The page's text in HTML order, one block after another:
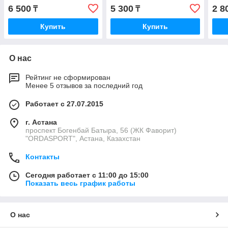
6 500 ₸
Купить
5 300₸
Купить
2
О нас
Рейтинг не сформирован
Менее 5 отзывов за последний год
Работает с 27.07.2015
г. Астана
проспект Богенбай Батыра, 56 (ЖК Фаворит)
"ORDASPORT", Астана, Казахстан
Контакты
Сегодня работает с 11:00 до 15:00
Показать весь график работы
О нас